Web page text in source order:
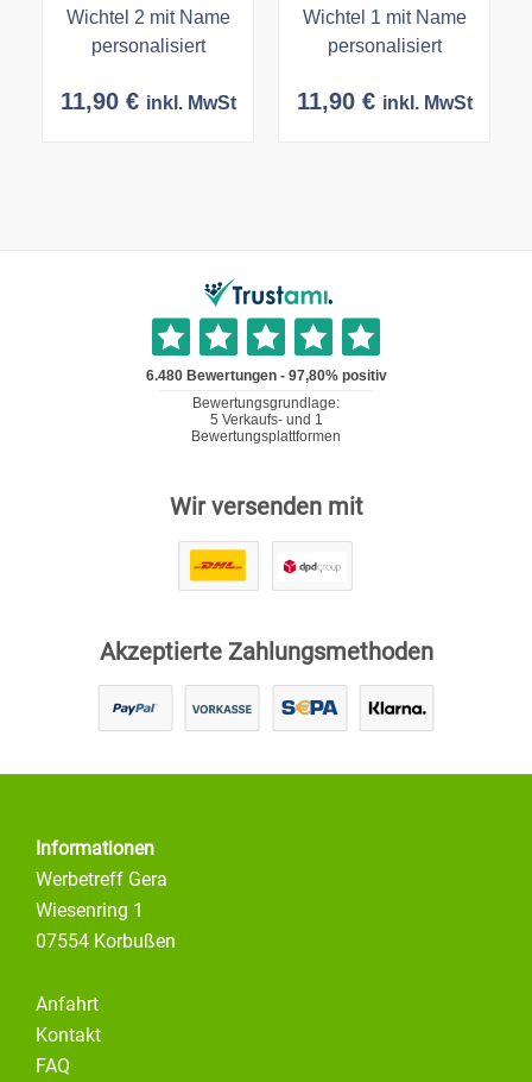
Wichtel 2 mit Name
personalisiert
11,90 € inkl. MwSt
Wichtel 1 mit Name
personalisiert
11,90 € inkl. MwSt
Wir versenden mit
Akzeptierte Zahlungsmethoden
Informationen
Werbetreff Gera
Wiesenring 1
07554 Korbußen
Anfahrt
Kontakt
FAQ